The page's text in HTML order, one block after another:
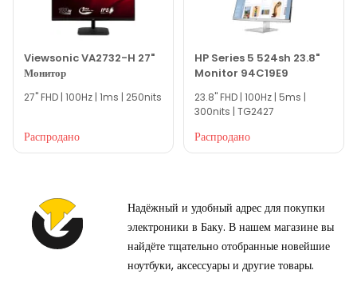
Viewsonic VA2732-H 27"
Монитор
27'' FHD | 100Hz | 1ms | 250nits
Распродано
HP Series 5 524sh 23.8"
Monitor 94C19E9
23.8'' FHD | 100Hz | 5ms |
300nits | TG2427
Распродано
Надёжный и удобный адрес для покупки
электроники в Баку. В нашем магазине вы
найдёте тщательно отобранные новейшие
ноутбуки, аксессуары и другие товары.